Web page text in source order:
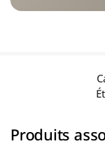
Produits